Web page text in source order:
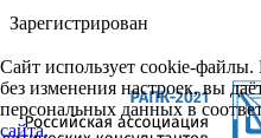
Зарегистрирован
Сайт использует cookie-файлы.
без изменения настроек, вы
персональных данных в
сайта.